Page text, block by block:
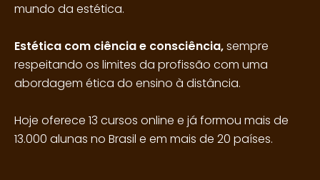
mundo da estética.
Estética com ciência e consciência,sempre
respeitando os limites da profissão com uma
abordagem ética do ensino à distância.
Hoje oferece 13 cursos online e já formou mais de
13.000 alunas no Brasil e em mais de 20 países.